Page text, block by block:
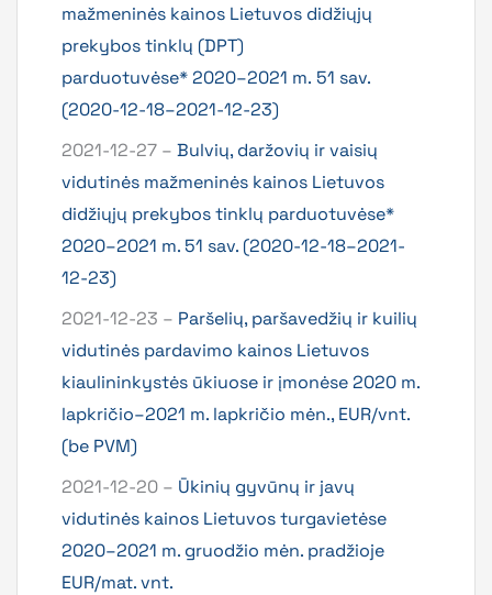
mažmeninės kainos Lietuvos didžiųjų
prekybos tinklų (DPT)
parduotuvėse* 2020–2021 m. 51 sav.
(2020-12-18–2021-12-23)
2021-12-27 – Bulvių, daržovių ir vaisių
vidutinės mažmeninės kainos Lietuvos
didžiųjų prekybos tinklų parduotuvėse*
2020–2021 m. 51 sav. (2020-12-18–2021-
12-23)
2021-12-23 – Paršelių, paršavedžių ir kuilių
vidutinės pardavimo kainos Lietuvos
kiaulininkystės ūkiuose ir įmonėse 2020 m.
lapkričio–2021 m. lapkričio mėn., EUR/vnt.
(be PVM)
2021-12-20 – Ūkinių gyvūnų ir javų
vidutinės kainos Lietuvos turgavietėse
2020–2021 m. gruodžio mėn. pradžioje
EUR/mat. vnt.